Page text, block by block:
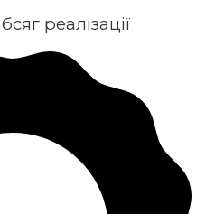
реалізації